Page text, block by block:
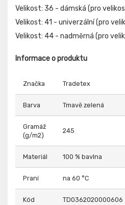
Velikost: 36 - dámská (pro
Velikost: 41 - univerzální (pro
Velikost: 44 - nadměrná (pro
Informace o produktu
Značka Tradetex
Barva Tmavě zelená
Gramáž
(g/m2)
245
Materiál 100 % bavlna
Praní na 60 °C
Kód TD0362020000606